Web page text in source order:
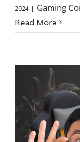
2024 | Gaming
Read More